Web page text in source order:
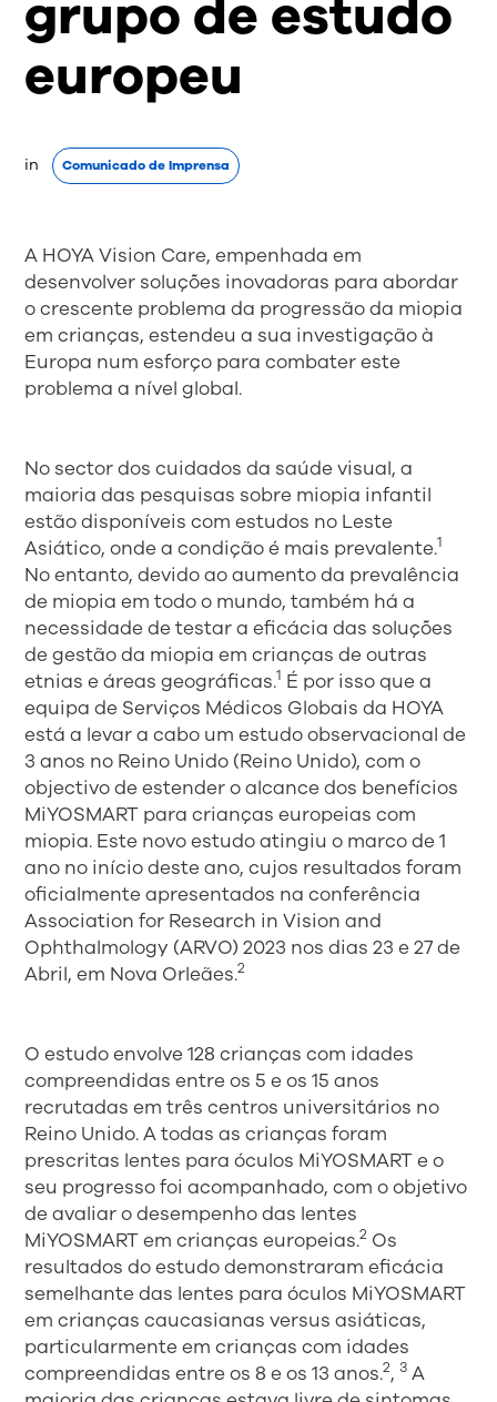
grupo de estudo
europeu
in Comunicado de Imprensa
A HOYA Vision Care, empenhada em
desenvolver soluções inovadoras para abordar
o crescente problema da progressão da miopia
em crianças, estendeu a sua investigação à
Europa num esforço para combater este
problema a nível global.
No sector dos cuidados da saúde visual, a
maioria das pesquisas sobre miopia infantil
estão disponíveis com estudos no Leste
Asiático, onde a condição é mais prevalente.1
No entanto, devido ao aumento da prevalência
de miopia em todo o mundo, também há a
necessidade de testar a eficácia das soluções
de gestão da miopia em crianças de outras
etnias e áreas geográficas.1 É por isso que a
equipa de Serviços Médicos Globais da HOYA
está a levar a cabo um estudo observacional de
3 anos no Reino Unido (Reino Unido), com o
objectivo de estender o alcance dos benefícios
MiYOSMART para crianças europeias com
miopia. Este novo estudo atingiu o marco de 1
ano no início deste ano, cujos resultados foram
oficialmente apresentados na conferência
Association for Research in Vision and
Ophthalmology (ARVO) 2023 nos dias 23 e 27 de
Abril, em Nova Orleães.2
O estudo envolve 128 crianças com idades
compreendidas entre os 5 e os 15 anos
recrutadas em três centros universitários no
Reino Unido. A todas as crianças foram
prescritas lentes para óculos MiYOSMART e o
seu progresso foi acompanhado, com o objetivo
de avaliar o desempenho das lentes
MiYOSMART em crianças europeias.2 Os
resultados do estudo demonstraram eficácia
semelhante das lentes para óculos MiYOSMART
em crianças caucasianas versus asiáticas,
particularmente em crianças com idades
compreendidas entre os 8 e os 13 anos.2,3 A